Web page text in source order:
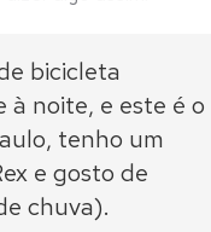
bicicleta
noite, e este é o
tenho um
e gosto de
chuva).